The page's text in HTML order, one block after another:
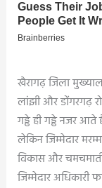
खैरागढ़ जिला
लांझी और डोंगरगढ़
गड्ढे ही गड्ढे नजर
लेकिन जिम्मेदार
विकास और
जिम्मेदार अधिकारी